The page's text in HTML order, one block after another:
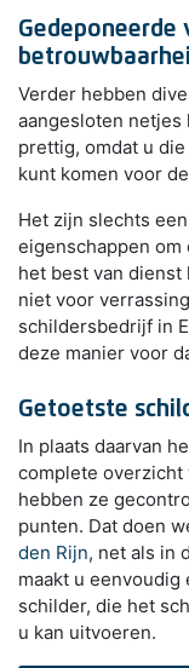
Gedeponeerde
Verder hebben
aangesloten netjes
prettig, omdat u
kunt komen voor
Het zijn slechts
eigenschappen om
het best van dienst
niet voor
schildersbedrijf in
deze manier voor
Getoetste
In plaats daarvan
complete overzicht
hebben ze
punten. Dat doen
den Rijn, net als in
maakt u
schilder, die het
u kan uitvoeren.